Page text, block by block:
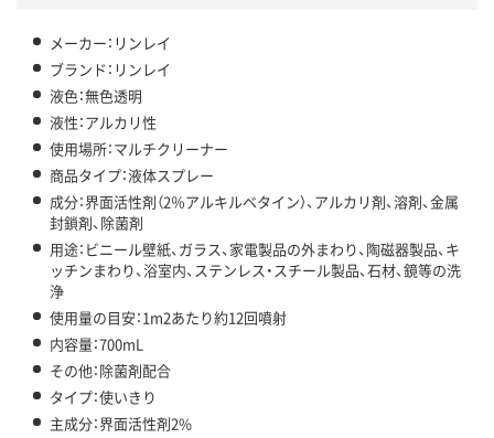
メーカー：リンレイ
ブランド：リンレイ
液色：無色透明
液性：アルカリ性
使用場所：マルチクリーナー
商品タイプ：液体スプレー
成分：界面活性剤（2％アルキルベタイン）、アルカリ剤、溶剤、金属
封鎖剤、除菌剤
用途：ビニール壁紙、ガラス、家電製品の外まわり、陶磁器製品、キ
ッチンまわり、浴室内、ステンレス・スチール製品、石材、鏡等の洗
浄
使用量の目安：1m2あたり約12回噴射
内容量：700mL
その他：除菌剤配合
タイプ：使いきり
主成分：界面活性剤2%